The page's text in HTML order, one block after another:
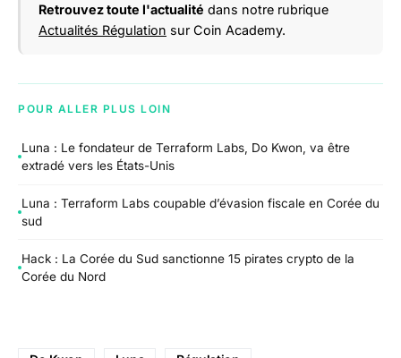
Retrouvez toute l'actualité dans notre rubrique
Actualités Régulation sur Coin Academy.
POUR ALLER PLUS LOIN
Luna : Le fondateur de Terraform Labs, Do Kwon, va être
extradé vers les États-Unis
Luna : Terraform Labs coupable d’évasion fiscale en Corée du
sud
Hack : La Corée du Sud sanctionne 15 pirates crypto de la
Corée du Nord